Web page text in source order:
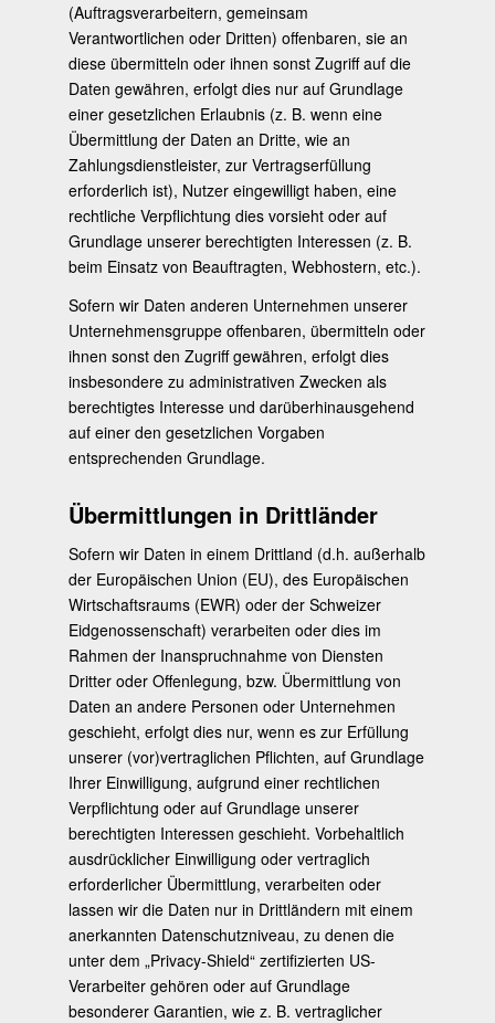
(Auftragsverarbeitern, gemeinsam
Verantwortlichen oder Dritten) offenbaren, sie an
diese übermitteln oder ihnen sonst Zugriff auf die
Daten gewähren, erfolgt dies nur auf Grundlage
einer gesetzlichen Erlaubnis (z. B. wenn eine
Übermittlung der Daten an Dritte, wie an
Zahlungsdienstleister, zur Vertragserfüllung
erforderlich ist), Nutzer eingewilligt haben, eine
rechtliche Verpflichtung dies vorsieht oder auf
Grundlage unserer berechtigten Interessen (z. B.
beim Einsatz von Beauftragten, Webhostern, etc.).
Sofern wir Daten anderen Unternehmen unserer
Unternehmensgruppe offenbaren, übermitteln oder
ihnen sonst den Zugriff gewähren, erfolgt dies
insbesondere zu administrativen Zwecken als
berechtigtes Interesse und darüberhinausgehend
auf einer den gesetzlichen Vorgaben
entsprechenden Grundlage.
Übermittlungen in Drittländer
Sofern wir Daten in einem Drittland (d.h. außerhalb
der Europäischen Union (EU), des Europäischen
Wirtschaftsraums (EWR) oder der Schweizer
Eidgenossenschaft) verarbeiten oder dies im
Rahmen der Inanspruchnahme von Diensten
Dritter oder Offenlegung, bzw. Übermittlung von
Daten an andere Personen oder Unternehmen
geschieht, erfolgt dies nur, wenn es zur Erfüllung
unserer (vor)vertraglichen Pflichten, auf Grundlage
Ihrer Einwilligung, aufgrund einer rechtlichen
Verpflichtung oder auf Grundlage unserer
berechtigten Interessen geschieht. Vorbehaltlich
ausdrücklicher Einwilligung oder vertraglich
erforderlicher Übermittlung, verarbeiten oder
lassen wir die Daten nur in Drittländern mit einem
anerkannten Datenschutzniveau, zu denen die
unter dem „Privacy-Shield“ zertifizierten US-
Verarbeiter gehören oder auf Grundlage
besonderer Garantien, wie z. B. vertraglicher